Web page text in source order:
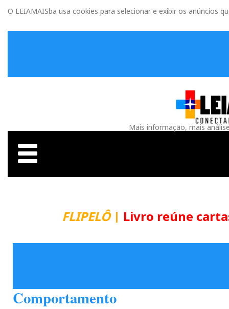
O LEIAMAISba usa cookies para selecionar e exibir os anúncios
Mais informação, mais
FLIPELÔ| Livro reúne
Comportamento